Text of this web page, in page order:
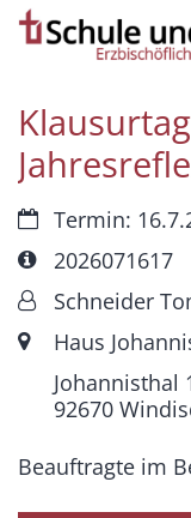
Zum Inhalt
Datum:Termin:
Art bzw. Nummer:
2026071617
Von:Schneider
Ort: Haus
Johannisthal
92670
Beauftragte im